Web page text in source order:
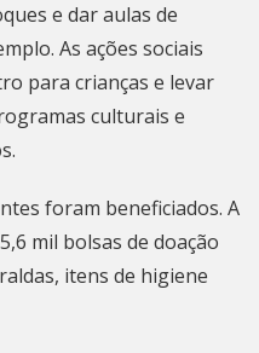
e dar aulas de
As ações sociais
para crianças e levar
culturais e
foram beneficiados. A
mil bolsas de doação
itens de higiene